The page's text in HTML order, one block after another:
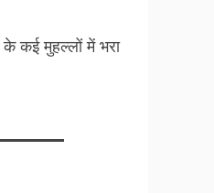
के कई मुहल्लों में भरा